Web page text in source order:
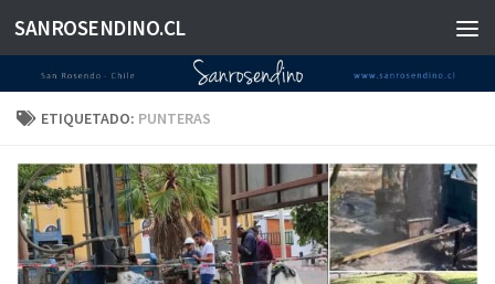
Saltar al contenido
SANROSENDINO.CL
ETIQUETADO: PUNTERAS